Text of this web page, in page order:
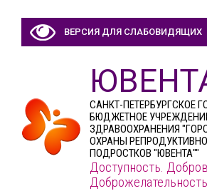
ВЕРСИЯ ДЛЯ СЛАБОВИДЯЩИХ
САНКТ-ПЕТЕРБУРГСКОЕ
БЮДЖЕТНОЕ
ЗДРАВООХРАНЕНИЯ
ОХРАНЫ
ПОДРОСТКОВ "ЮВЕНТА""
Доступность.